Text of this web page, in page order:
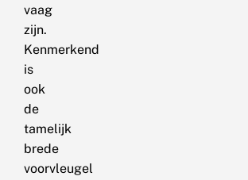
vaag
zijn.
Kenmerkend
is
ook
de
tamelijk
brede
voorvleugel